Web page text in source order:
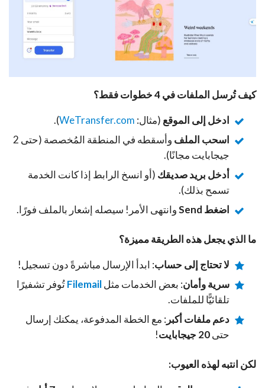
كيف تُرسل الملفات في 4 خطوات فقط؟
ادخل إلى الموقع (مثال: WeTransfer.com
).
اسحب الملف
وأسقطه في المنطقة المُخصصة (حتى 2
جيجابايت مجانًا).
أدخل بريد صديقك (أو انسخ الرابط إذا كانت الخدمة
تسمح بذلك).
اضغط Send
وانتهى الأمر! سيصله إشعار بالملف فورًا.
ما الذي يجعل هذه الطريقة مميزة؟
لا تحتاج إلى حساب: ابدأ الإرسال مباشرةً دون تسجيل!
سرية وأمان: بعض الخدمات مثلFilemailتُوفر تشفيرًا
تلقائيًّا للملفات.
دعم ملفات أكبر : مع الخطة المدفوعة، يمكنك إرسال
حتى20 جيجابايت !
لكن انتبه لهذه العيوب: